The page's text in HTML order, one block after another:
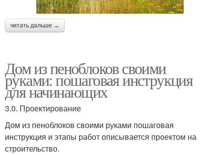
читать дальше →
Дом из пеноблоков своими
руками: пошаговая инструкция
для начинающих
3.0. Проектирование
Дом из пеноблоков своими руками пошаговая
инструкция и этапы работ описывается проектом на
строительство.